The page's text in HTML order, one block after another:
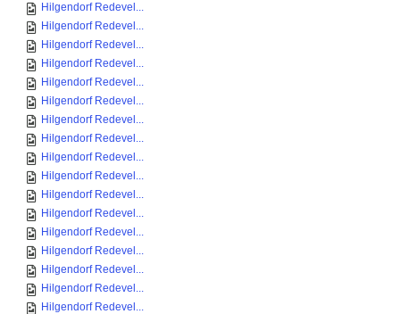
Hilgendorf Redevel...
Hilgendorf Redevel...
Hilgendorf Redevel...
Hilgendorf Redevel...
Hilgendorf Redevel...
Hilgendorf Redevel...
Hilgendorf Redevel...
Hilgendorf Redevel...
Hilgendorf Redevel...
Hilgendorf Redevel...
Hilgendorf Redevel...
Hilgendorf Redevel...
Hilgendorf Redevel...
Hilgendorf Redevel...
Hilgendorf Redevel...
Hilgendorf Redevel...
Hilgendorf Redevel...